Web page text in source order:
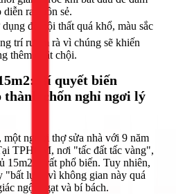
diễn ra suôn sẻ.
đồ nội thất quá khổ, màu sắc
trí rườm rà vì chúng sẽ khiến
thêm chật chội.
Bí quyết biến
thành chốn nghỉ ngơi lý
một người thợ sửa nhà với 9 năm
TPHCM, nơi "tấc đất tấc vàng",
15m2 là rất phổ biến. Tuy nhiên,
"bất lực" vì không gian này quá
ngột ngạt và bí bách.